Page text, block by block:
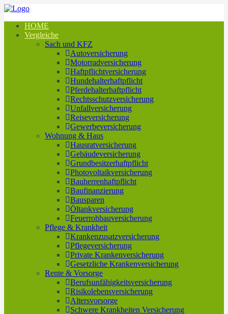
HOME
Vergleiche
Sach und KFZ
Autoversicherung
Motorradversicherung
Haftpflichtversicherung
Hundehalterhaftpflicht
Pferdehalterhaftpflicht
Rechtsschutzversicherung
Unfallversicherung
Reiseversicherung
Gewerbeversicherung
Wohnung & Haus
Hausratversicherung
Gebäudeversicherung
Grundbesitzerhaftpflicht
Photovoltaikversicherung
Bauherrenhaftpflicht
Baufinanzierung
Bausparen
Öltankversicherung
Feuerrohbauversicherung
Pflege & Krankheit
Krankenzusatzversicherung
Pflegeversicherung
Private Krankenversicherung
Gesetzliche Krankenversicherung
Rente & Vorsorge
Berufs­unfähigkeitsversicherung
Risikolebensversicherung
Altersvorsorge
Schwere Krankheiten Versicherung